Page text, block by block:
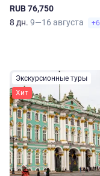
RUB 76,750
8 дн. 9—16 августа +6
Экскурсионные туры
Хит